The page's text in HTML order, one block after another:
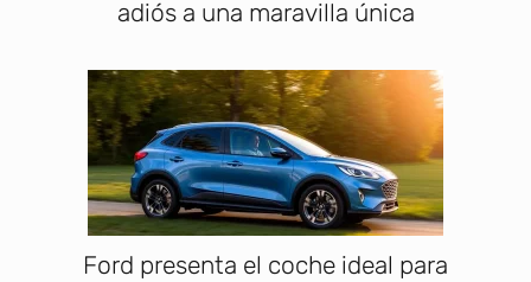
adiós a una maravilla única
Ford presenta el coche ideal para